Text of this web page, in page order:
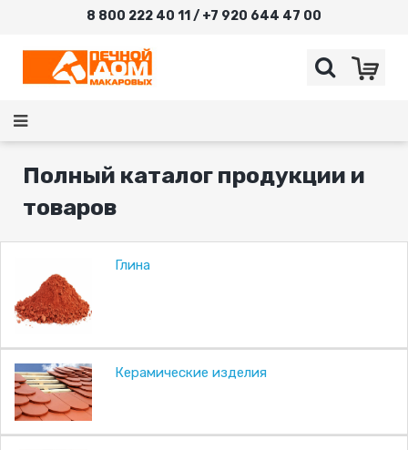
8 800 222 40 11 / +7 920 644 47 00
Полный каталог продукции и
товаров
Глина
Керамические изделия